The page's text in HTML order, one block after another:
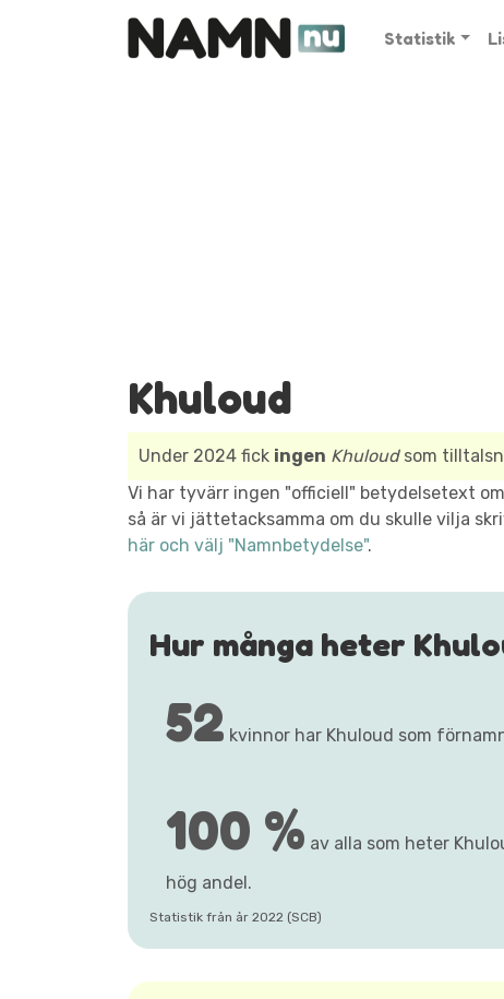
Statistik
Khuloud
Under 2024 fick ingen Khuloudsom
Vi har tyvärr ingen "officiell" betydelsetext
så är vi jättetacksamma om du skulle vilja
här och välj "Namnbetydelse".
Hur många heter
52 kvinnor har Khuloud som
100 % av alla som heter
hög andel.
Statistik från år 2022 (SCB)